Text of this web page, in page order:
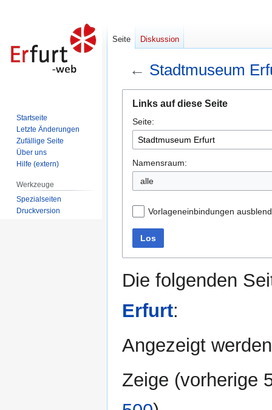
← Stadtmuseum
Navigation
springen
Suche
springen
Links auf diese Seite
Seite:
Namensraum:
alle
Vorlageneinbindungen
Los
Die folgenden
Erfurt:
Angezeigt
Zeige (vorherige
Seite Diskussion
Startseite
Letzte Änderungen
Zufällige Seite
Über uns
Hilfe (extern)
Werkzeuge
Spezialseiten
Druckversion